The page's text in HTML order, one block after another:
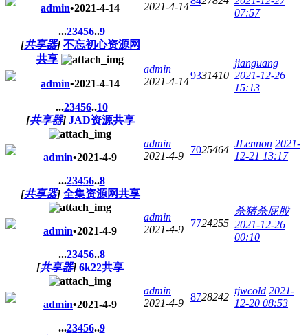
admin•2021-4-14
...23456..9
2021-4-14
07:57
[共享器] 不忘初心资源网
共享
admin•2021-4-14
...23456..10
admin
2021-4-14
9331410
jianguang
2021-12-26
15:13
[共享器] JAD资源共享
admin•2021-4-9
...23456..8
admin
2021-4-9
7025464
JLennon 2021-
12-21 13:17
[共享器] 全集资源网共享
admin•2021-4-9
...23456..8
admin
2021-4-9
7724255
杀猪杀屁股
2021-12-26
00:10
[共享器] 6k22共享
admin•2021-4-9
...23456..9
admin
2021-4-9
8728242
tjwcold 2021-
12-20 08:53